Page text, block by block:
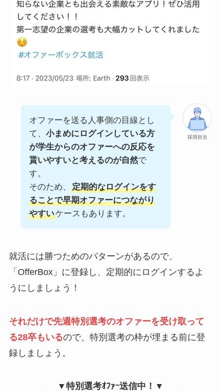
採用担当
オファーを送る人事側の目線とし
て、 小まめにログインしている方
が学生からのオファーへの反応を
貰いやすいと考えるのが自然で
す。
そのため、
定期的なログインをす
ることで早期オファーにつながり
やすいケースもあります。
就活には勝つためのパターンがあるので、
「OfferBox」に登録し、定期的にログインするよ
うにしましょう！
それだけで先週特別選考のオファーを受け取って
る28卒もいるので、特別選考の枠が埋まる前に登
録しましょう。
▼特別選考ｵﾌｧｰ送信中！▼